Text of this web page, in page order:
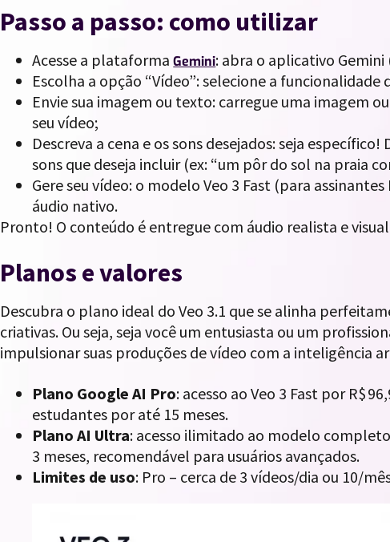
Passo a passo: como utilizar
Acesse a plataformaGemini: abra o aplicativo
Escolha a opção “Vídeo”: selecione a funcionalidade
Envie sua imagem ou texto: carregue uma imagem
seu vídeo;
Descreva a cena e os sons desejados: seja
sons que deseja incluir (ex: “um pôr do sol na praia
Gere seu vídeo: o modelo Veo 3 Fast (para
áudio nativo.
Pronto! O conteúdo é entregue com áudio realista e
Planos e valores
Descubra o plano ideal do Veo 3.1 que se alinha
criativas. Ou seja, seja você um entusiasta ou um
impulsionar suas produções de vídeo com a inteligência
Plano Google AI Pro: acesso ao Veo 3 Fast por R$
estudantes por até 15 meses.
Plano AI Ultra: acesso ilimitado ao modelo
3 meses, recomendável para usuários avançados.
Limites de uso: Pro – cerca de 3 vídeos/dia ou 10/